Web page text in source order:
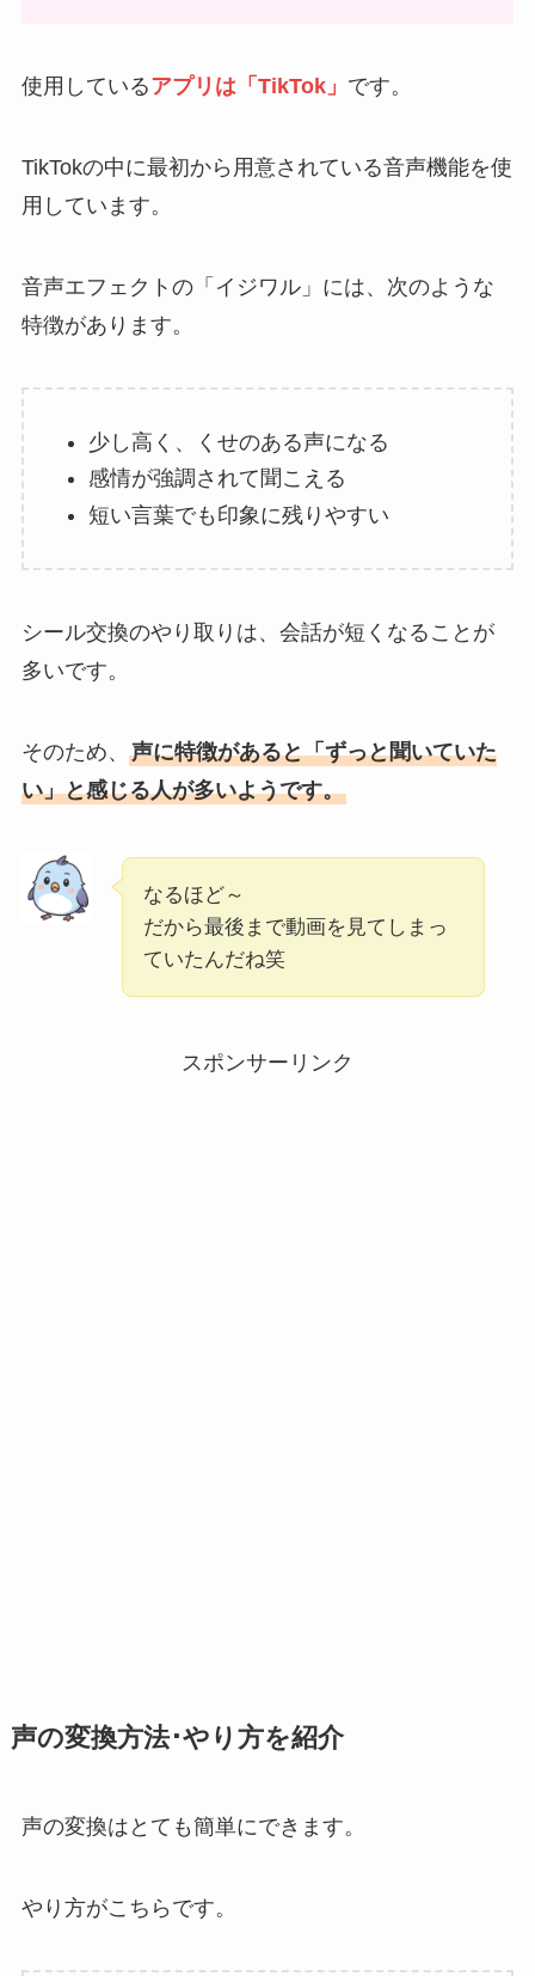
使用しているアプリは「TikTok」 です。
TikTokの中に最初から用意されている音声機能を使
用しています。
音声エフェクトの「イジワル」には、次のような
特徴があります。
少し高く、くせのある声になる
感情が強調されて聞こえる
短い言葉でも印象に残りやすい
シール交換のやり取りは、会話が短くなることが
多いです。
そのため、 声に特徴があると「ずっと聞いていた
い」と感じる人が多いようです。
なるほど～
だから最後まで動画を見てしまっ
ていたんだね笑
スポンサーリンク
声の変換方法･やり方を紹介
声の変換はとても簡単にできます。
やり方がこちらです。